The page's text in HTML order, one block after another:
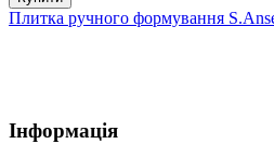
Плитка ручного формування
Інформація